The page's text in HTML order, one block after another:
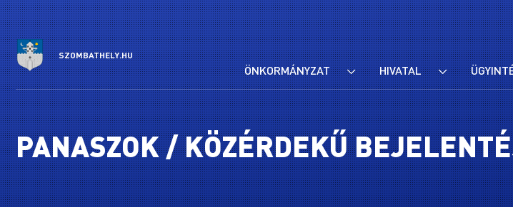
SZOMBATHELY.HU
ÖNKORMÁNYZAT HIVATAL
PANASZOK / KÖZÉRDEKŰ